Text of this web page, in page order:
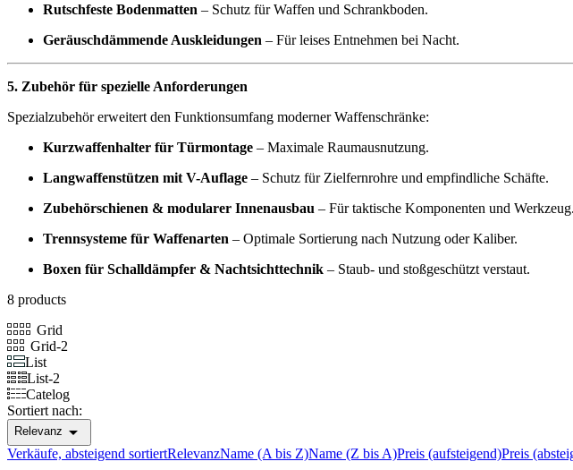
Rutschfeste Bodenmatten – Schutz für Waffen und Schrankboden.
Geräuschdämmende Auskleidungen – Für leises Entnehmen bei Nacht.
5. Zubehör für spezielle Anforderungen
Spezialzubehör erweitert den Funktionsumfang moderner Waffenschränke:
Kurzwaffenhalter für Türmontage – Maximale Raumausnutzung.
Langwaffenstützen mit V-Auflage – Schutz für Zielfernrohre und empfindliche Schäfte.
Zubehörschienen & modularer Innenausbau – Für taktische Komponenten und Werkzeug.
Trennsysteme für Waffenarten – Optimale Sortierung nach Nutzung oder Kaliber.
Boxen für Schalldämpfer & Nachtsichttechnik – Staub- und stoßgeschützt verstaut.
8 products
Grid
Grid-2
List
List-2
Catelog
Sortiert nach:
Relevanz 
Verkäufe, absteigend sortiertRelevanzName (A bis Z)Name (Z bis A)Preis (aufsteigend)Preis